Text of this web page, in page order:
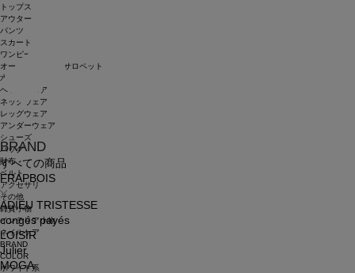
BRAND
すべての商品
FRAPBOIS
ADIEU TRISTESSE
congés payés
LOISIR
Julier
MOGA
トップス
アウター
パンツ
スカート
ワンピース
オールインワン・サロペット
水着
ヘッドウェア
ネックウェア
レッグウェア
アンダーウェア
シューズ
バッグ
財布
ベルト
アクセサリ
その他
雑貨小物
インテリア小物
ネイルケア
BRAND
COLOR
ホワイト系